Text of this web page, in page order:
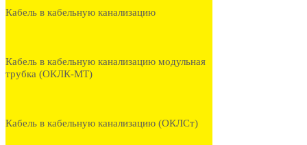
Кабель в кабельную канализацию
Кабель в кабельную канализацию модульная
трубка (ОКЛК-МТ)
Кабель в кабельную канализацию (ОКЛСт)